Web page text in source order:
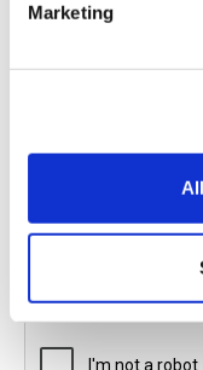
Marketing
Vraag en/of opmerking